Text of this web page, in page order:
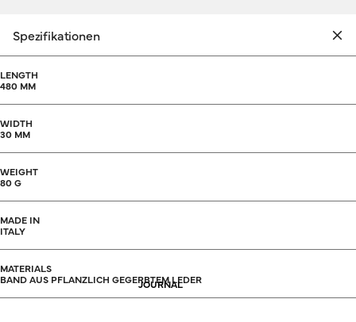
JOURNAL
Spezifikationen
LENGTH
480 MM
WIDTH
30 MM
WEIGHT
80 G
MADE IN
ITALY
MATERIALS
BAND AUS PFLANZLICH GEGERBTEM LEDER